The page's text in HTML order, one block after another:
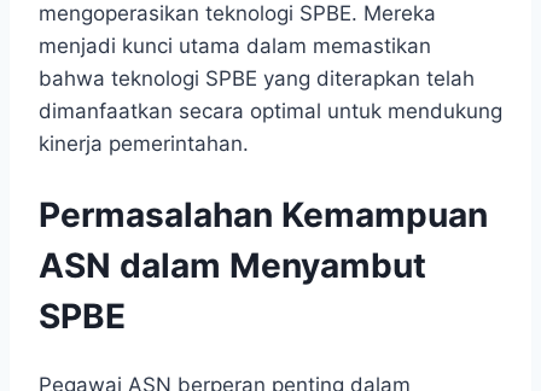
mengoperasikan teknologi SPBE. Mereka
menjadi kunci utama dalam memastikan
bahwa teknologi SPBE yang diterapkan telah
dimanfaatkan secara optimal untuk mendukung
kinerja pemerintahan.
Permasalahan Kemampuan
ASN dalam Menyambut
SPBE
Pegawai ASN berperan penting dalam